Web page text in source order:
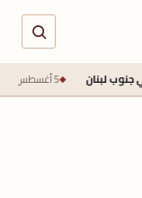
5 أغسطس 2026 - 2:40 م